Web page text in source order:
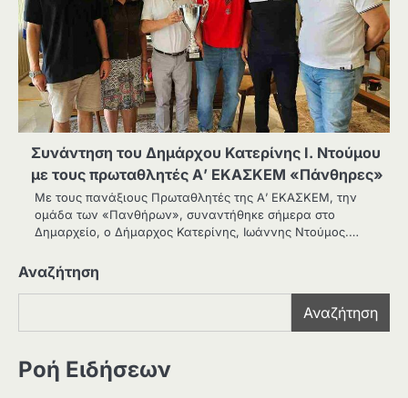
Συνάντηση του Δημάρχου Κατερίνης Ι. Ντούμου
με τους πρωταθλητές Α’ ΕΚΑΣΚΕΜ «Πάνθηρες»
Με τους πανάξιους Πρωταθλητές της Α’ ΕΚΑΣΚΕΜ, την
ομάδα των «Πανθήρων», συναντήθηκε σήμερα στο
Δημαρχείο, ο Δήμαρχος Κατερίνης, Ιωάννης Ντούμος.…
Αναζήτηση
Αναζήτηση
Ροή Ειδήσεων